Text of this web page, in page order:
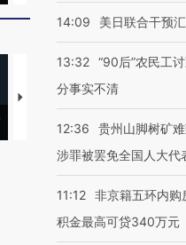
【推广】走进第四届链博
有意
14:09 美日联合干预
13:32 “90后”农民工
分事实不清
12:36
贵州山脚树矿
涉罪被罢免全国人大代
11:12 非京籍五环内购
积金最高可贷340万元